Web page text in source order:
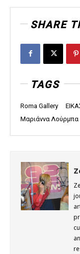
SHARE
TAGS
Roma Gallery
Μαριάννα Λούρμπα